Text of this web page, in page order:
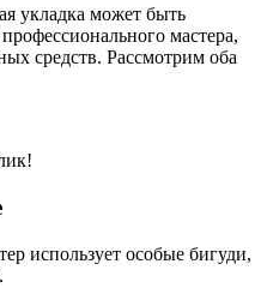
укладка может быть
мастера,
средств. Рассмотрим оба
использует особые бигуди,